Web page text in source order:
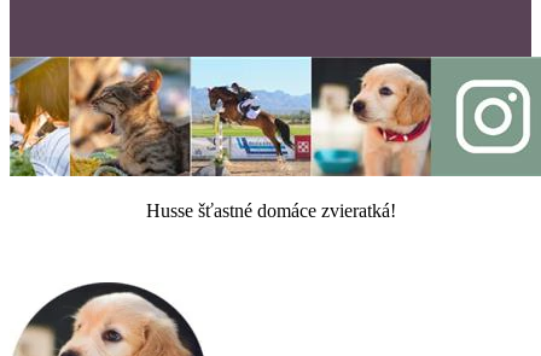
Husse šťastné domáce zvieratká!